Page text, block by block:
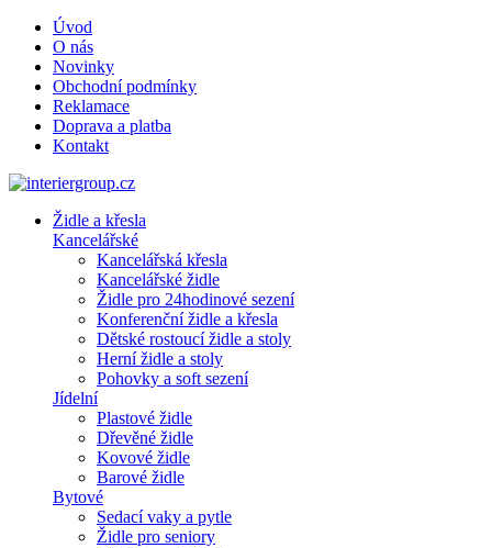
Úvod
O nás
Novinky
Obchodní podmínky
Reklamace
Doprava a platba
Kontakt
Židle a křesla
Kancelářské
Kancelářská křesla
Kancelářské židle
Židle pro 24hodinové sezení
Konferenční židle a křesla
Dětské rostoucí židle a stoly
Herní židle a stoly
Pohovky a soft sezení
Jídelní
Plastové židle
Dřevěné židle
Kovové židle
Barové židle
Bytové
Sedací vaky a pytle
Židle pro seniory